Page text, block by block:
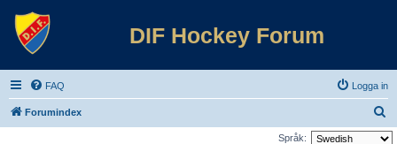
DIF Hockey Forum
FAQ Logga in
Forumindex
ö
Språk: